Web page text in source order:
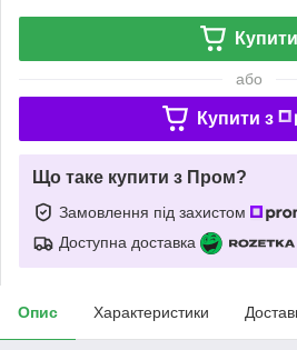
Купити
або
Купити з
Що таке купити з Пром?
Замовлення під захистом
Доступна доставка
Опис Характеристики